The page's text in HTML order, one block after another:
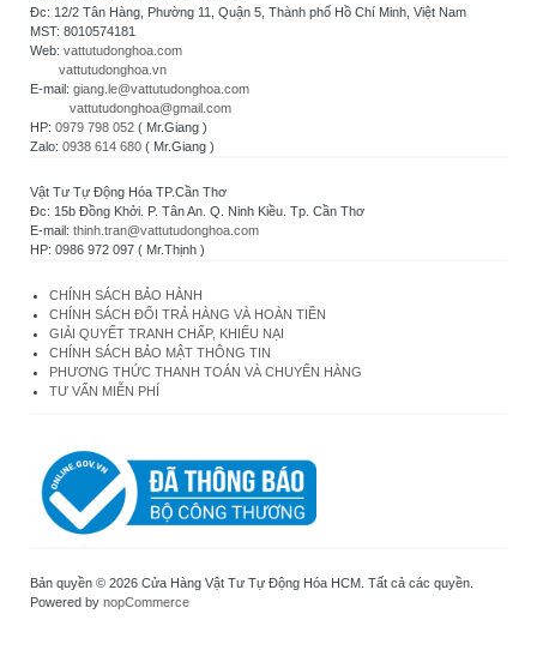
Đc: 12/2 Tân Hàng, Phường 11, Quận 5, Thành phố Hồ Chí Minh, Việt Nam
MST: 8010574181
Web: vattutudonghoa.com
vattutudonghoa.vn
E-mail: giang.le@vattutudonghoa.com
vattutudonghoa@gmail.com
HP: 0979 798 052 ( Mr.Giang )
Zalo: 0938 614 680 ( Mr.Giang )
Vật Tư Tự Động Hóa TP.Cần Thơ
Đc: 15b Đồng Khởi. P. Tân An. Q. Ninh Kiều. Tp. Cần Thơ
E-mail: thinh.tran@vattutudonghoa.com
HP: 0986 972 097 ( Mr.Thịnh )
CHÍNH SÁCH BẢO HÀNH
CHÍNH SÁCH ĐỔI TRẢ HÀNG VÀ HOÀN TIỀN
GIẢI QUYẾT TRANH CHẤP, KHIẾU NẠI
CHÍNH SÁCH BẢO MẬT THÔNG TIN
PHƯƠNG THỨC THANH TOÁN VÀ CHUYỂN HÀNG
TƯ VẤN MIỄN PHÍ
Bản quyền © 2026 Cửa Hàng Vật Tư Tự Động Hóa HCM. Tất cả các quyền.
Powered by nopCommerce